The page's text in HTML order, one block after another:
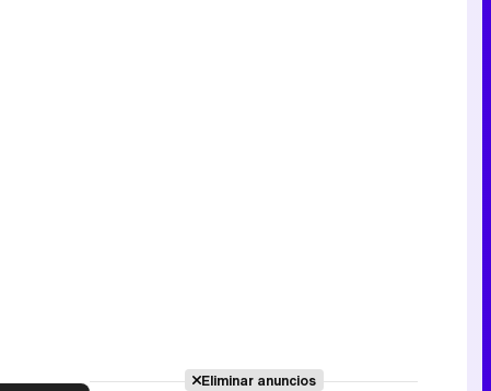
Eliminar anuncios